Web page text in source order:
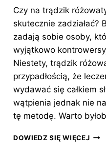
Czy na trądzik
skutecznie zadziałać?
zadają sobie osoby,
wyjątkowo
Niestety, trądzik
przypadłością, że
wydawać się całkiem
wątpienia jednak nie
tę metodę. Warto
DOWIEDZ SIĘ WIĘCEJ